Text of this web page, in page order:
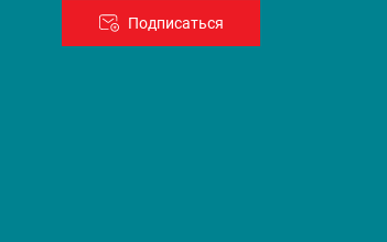
Подписаться